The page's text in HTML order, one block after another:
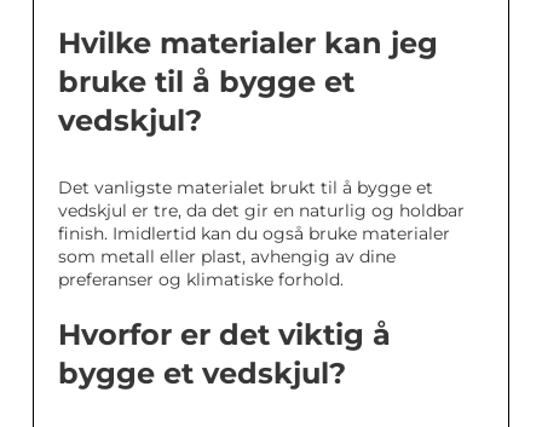
Hvilke materialer kan jeg
bruke til å bygge et
vedskjul?
Det vanligste materialet brukt til å bygge et
vedskjul er tre, da det gir en naturlig og holdbar
finish. Imidlertid kan du også bruke materialer
som metall eller plast, avhengig av dine
preferanser og klimatiske forhold.
Hvorfor er det viktig å
bygge et vedskjul?